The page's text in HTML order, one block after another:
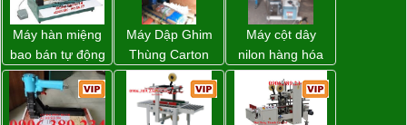
Máy hàn miệng
bao bán tự động
nhập khẩu
Taiwan
Máy Dập Ghim
Thùng Carton
Wp-1200 Chính
Hãng Đài Loan
Máy cột dây
nilon hàng hóa
model CY-100